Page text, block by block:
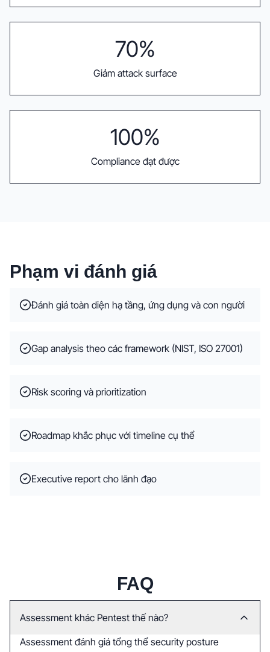
70%
Giảm attack surface
100%
Compliance đạt được
Phạm vi đánh giá
Đánh giá toàn diện hạ tầng, ứng dụng và con người
Gap analysis theo các framework (NIST, ISO 27001)
Risk scoring và prioritization
Roadmap khắc phục với timeline cụ thể
Executive report cho lãnh đạo
FAQ
Assessment khác Pentest thế nào?
Assessment đánh giá tổng thể security posture